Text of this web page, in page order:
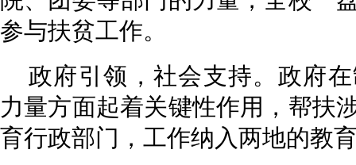
参与扶贫工作。
政府引领，社会支持。政府
力量方面起着关键性作用，帮扶
育行政部门，工作纳入两地的教